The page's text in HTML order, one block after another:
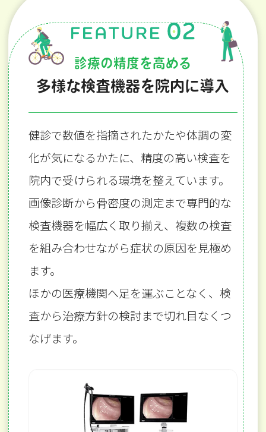
診療の精度を高める
多様な検査機器を院内に導入
健診で数値を指摘されたかたや体調の変
化が気になるかたに、 精度の高い検査を
院内で受けられる環境を整えています。
画像診断から骨密度の測定まで専門的な
検査機器を幅広く取り揃え、 複数の検査
を組み合わせながら症状の原因を見極め
ます。
ほかの医療機関へ足を運ぶことなく、検
査から治療方針の検討まで切れ目なくつ
なげます。